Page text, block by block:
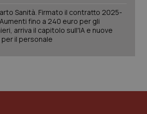
Sanità. Firmato il contratto 2025-
fino a 240 euro per gli
arriva il capitolo sull'IA e nuove
il personale